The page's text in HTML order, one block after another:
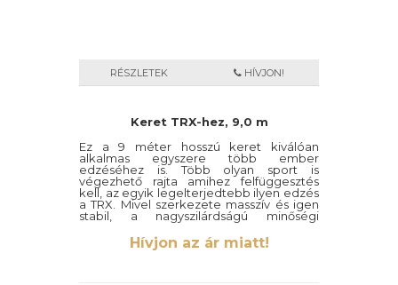
RÉSZLETEK HÍVJON!
Keret TRX-hez, 9,0 m
Ez a 9 méter hosszú keret kiválóan
alkalmas egyszere több ember
edzéséhez is. Több olyan sport is
végezhető rajta amihez felfüggesztés
kell, az egyik legelterjedtebb ilyen edzés
a TRX. Mivel szerkezete masszív és igen
stabil, a nagyszilárdságú minőségi
anyagoknak köszönhetően, így a
többszemélyes felhasználás alatt sem
válik instabillá.Hívjon az ár miatt!